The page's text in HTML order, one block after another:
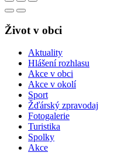
Život v obci
Aktuality
Hlášení rozhlasu
Akce v obci
Akce v okolí
Sport
Žďárský zpravodaj
Fotogalerie
Turistika
Spolky
Akce